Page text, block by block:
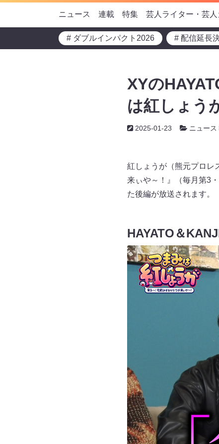
ニュース 連載 特集 芸人ライター・芸
# ダブルインパクト2026 # 配信延長
XYの
は紅しょう
2025-01-23 ニュース
紅しょうが（熊元プロ
来ぃや～！』（毎月第3
た後編が放送されます。
HAYATO＆